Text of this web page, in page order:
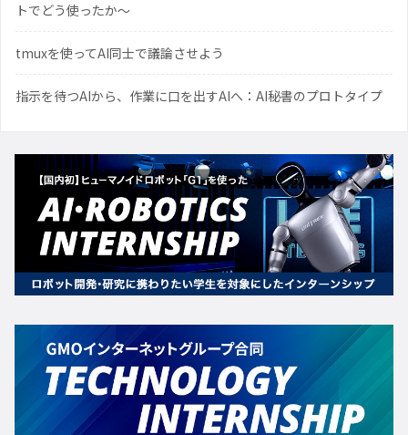
トでどう使ったか〜
tmuxを使ってAI同士で議論させよう
指示を待つAIから、作業に口を出すAIへ：AI秘書のプロトタイプ